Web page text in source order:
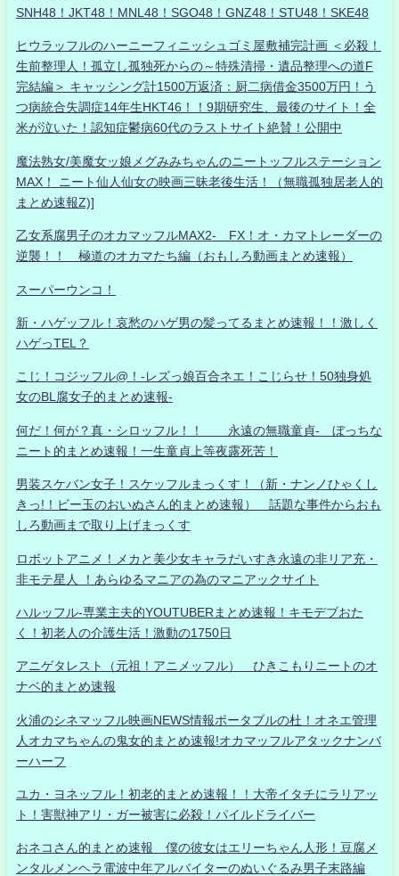
SNH48！JKT48！MNL48！SGO48！GNZ48！STU48！SKE48
ヒウラッフルのハーニーフィニッシュゴミ屋敷補完計画 ＜必殺！
生前整理人！孤立し孤独死からの～特殊清掃・遺品整理への道F
完結編＞ キャッシング計1500万返済：厨二病借金3500万円！う
つ病統合失調症14年生HKT46！！9期研究生、最後のサイト！全
米が泣いた！認知症鬱病60代のラストサイト絶賛！公開中
魔法熟女/美魔女ッ娘メグみみちゃんのニートッフルステーション
MAX！ ニート仙人仙女の映画三昧老後生活！（無職孤独居老人的
まとめ速報Z)]
乙女系腐男子のオカマッフルMAX2- FX！オ・カマトレーダーの
逆襲！！ 極道のオカマたち編（おもしろ動画まとめ速報）
スーパーウンコ！
新・ハゲッフル！哀愁のハゲ男の髪ってるまとめ速報！！激しく
ハゲっTEL？
こじ！コジッフル@！-レズっ娘百合ネエ！こじらせ！50独身処
女のBL腐女子的まとめ速報-
何だ！何が？真・シロッフル！！ 永遠の無職童貞- ぼっちな
ニート的まとめ速報！一生童貞上等夜露死苦！
男装スケバン女子！スケッフルまっくす！（新・ナンノひゃくし
きっ!！ビー玉のおいぬさん的まとめ速報） 話題な事件からおも
しろ動画まで取り上げまっくす
ロボットアニメ！メカと美少女キャラだいすき永遠の非リア充・
非モテ星人 ！あらゆるマニアの為のマニアックサイト
ハルッフル-専業主夫的YOUTUBERまとめ速報！キモデブおた
く！初老人の介護生活！激動の1750日
アニゲタレスト（元祖！アニメッフル） ひきこもりニートのオ
ナベ的まとめ速報
火浦のシネマッフル映画NEWS情報ポータブルの杜！オネエ管理
人オカマちゃんの鬼女的まとめ速報!オカマッフルアタックナンバ
ーハーフ
ユカ・ヨネッフル！初老的まとめ速報！！大帝イタチにラリアッ
ト！害獣神アリ・ガー被害に必殺！パイルドライバー
おネコさん的まとめ速報 僕の彼女はエリーちゃん人形！豆腐メ
ンタルメンヘラ電波中年アルバイターのぬいぐるみ男子末路編